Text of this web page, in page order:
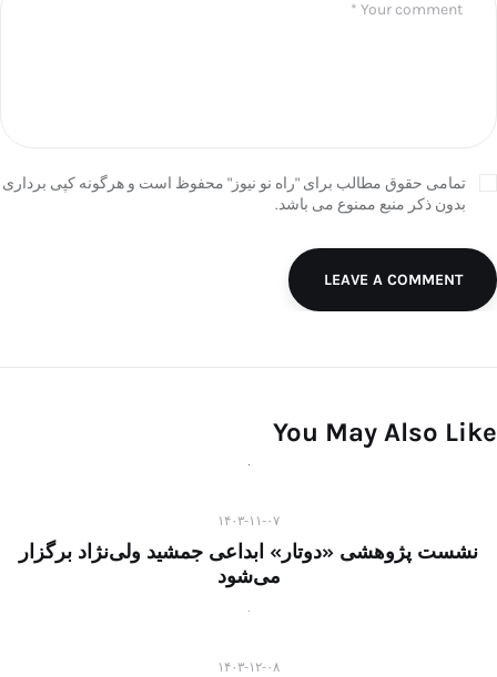
تمامی حقوق مطالب برای "راه نو نیوز" محفوظ است و هرگونه کپی برداری
بدون ذکر منبع ممنوع می باشد.
LEAVE A COMMENT
You May Also Like
۱۴۰۳-۱۱-۰۷
نشست پژوهشی «دوتار» ابداعی جمشید ولی‌نژاد برگزار
می‌شود
۱۴۰۳-۱۲-۰۸